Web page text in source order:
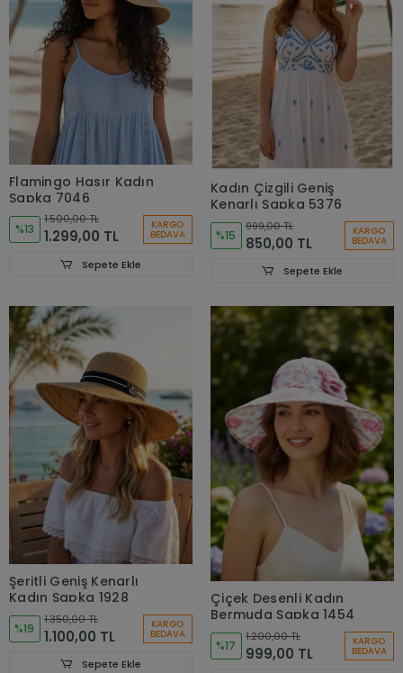
Flamingo Hasır Kadın
Şapka 7046
%13
1.500,00 TL
1.299,00 TL
KARGO
BEDAVA
Sepete Ekle
Kadın Çizgili Geniş
Kenarlı Şapka 5376
%15
999,00 TL
850,00 TL
KARGO
BEDAVA
Sepete Ekle
Şeritli Geniş Kenarlı
Kadın Şapka 1928
%19
1.350,00 TL
1.100,00 TL
KARGO
BEDAVA
Sepete Ekle
Çiçek Desenli Kadın
Bermuda Şapka 1454
%17
1.200,00 TL
999,00 TL
KARGO
BEDAVA